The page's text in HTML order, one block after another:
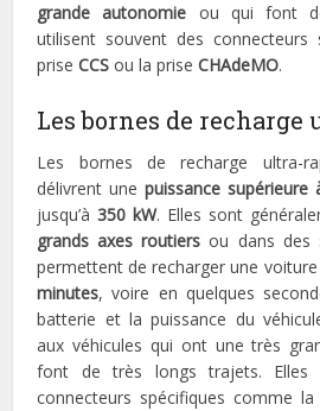
grande autonomie ou qui font
utilisent souvent des connecteurs
priseCCS ou la priseCHAdeMO.
Les bornes de recharge
Les bornes de recharge ultra-
délivrent une puissance supérieure
jusqu’à350 kW. Elles sont
grands axes routiers ou dans des
permettent de recharger une
minutes, voire en quelques
batterie et la puissance du
aux véhicules qui ont une très
font de très longs trajets. Elles
connecteurs spécifiques comme la